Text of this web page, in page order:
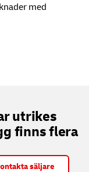
med
utrikes
finns flera
säljare